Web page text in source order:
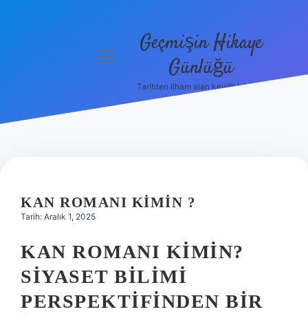
Hakkımızda
menüyü
Geçmişin Hikaye
Günlüğü
Tarihten ilham alan keyifli bilgiler!
KAN ROMANI KIMIN ?
Tarih: Aralık 1, 2025
KAN ROMANI KIMIN?
SIYASET BILIMI
PERSPEKTIFINDEN BIR